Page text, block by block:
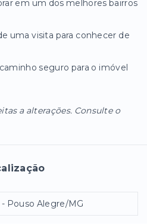
em um dos melhores bairros
uma visita para conhecer de
seguro para o imóvel
a alterações. Consulte o
Pouso Alegre/MG